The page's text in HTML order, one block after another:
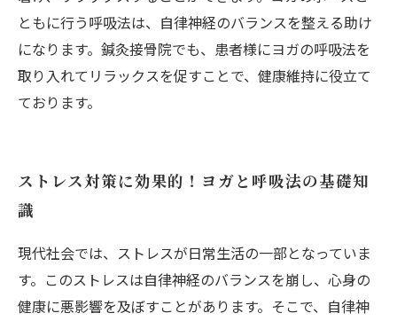
ともに行う呼吸法は、自律神経のバランスを整える助け
になります。鍼灸接骨院でも、患者様にヨガの呼吸法を
取り入れてリラックスを促すことで、健康維持に役立て
ております。
ストレス対策に効果的！ヨガと呼吸法の基礎知
識
現代社会では、ストレスが日常生活の一部となっていま
す。このストレスは自律神経のバランスを崩し、心身の
健康に悪影響を及ぼすことがあります。そこで、自律神